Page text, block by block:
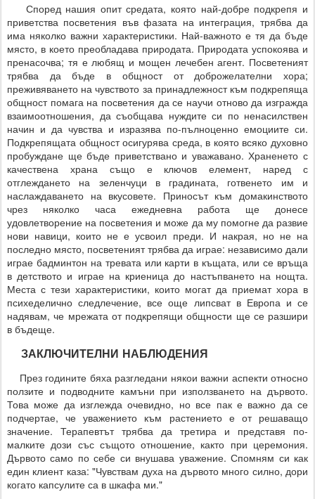
Според нашия опит средата, която най-добре подкрепя и
приветства посветения във фазата на интеграция, трябва да
има няколко важни характеристики. Най-важното е тя да бъде
място, в което преобладава природата. Природата успокоява и
пренасочва; тя е любящ и мощен лечебен агент. Посветеният
трябва да бъде в общност от доброжелателни хора;
преживяването на чувството за принадлежност към подкрепяща
общност помага на посветения да се научи отново да изгражда
взаимоотношения, да съобщава нуждите си по ненасилствен
начин и да чувства и изразява по-пълноценно емоциите си.
Подкрепящата общност осигурява среда, в която всяко духовно
пробуждане ще бъде приветствано и уважавано. Храненето с
качествена храна също е ключов елемент, наред с
отглеждането на зеленчуци в градината, готвенето им и
наслаждаването на вкусовете. Приносът към домакинството
чрез няколко часа ежедневна работа ще донесе
удовлетворение на посветения и може да му помогне да развие
нови навици, които не е усвоил преди. И накрая, но не на
последно място, посветеният трябва да играе: независимо дали
играе бадминтон на тревата или карти в къщата, или се връща
в детството и играе на криеница до настъпването на нощта.
Места с тези характеристики, които могат да приемат хора в
психеделично следлечение, все още липсват в Европа и се
надявам, че мрежата от подкрепящи общности ще се разшири
в бъдеще.
ЗАКЛЮЧИТЕЛНИ НАБЛЮДЕНИЯ
През годините бяха разгледани някои важни аспекти относно
ползите и подводните камъни при използването на дървото.
Това може да изглежда очевидно, но все пак е важно да се
подчертае, че уважението към растението е от решаващо
значение. Терапевтът трябва да третира и представя по-
малките дози със същото отношение, както при церемония.
Дървото само по себе си внушава уважение. Спомням си как
един клиент каза: "Чувствам духа на дървото много силно, дори
когато капсулите са в шкафа ми."